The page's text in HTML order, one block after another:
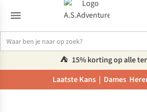
⛺️ 15% korting op alle
Laatste Kans | Dames